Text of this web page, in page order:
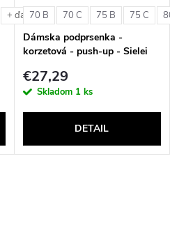
+ ďalšie70 B 70 C 75 B 75 C
Dámska podprsenka -
korzetová - push-up - Sielei
€27,29
Skladom 1 ks
DETAIL